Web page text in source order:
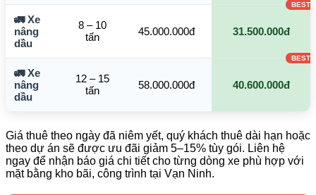
🚛 Xe
nâng
dầu
8 – 10
tấn
45.000.000đ 31.500.000đ
🚛 Xe
nâng
dầu
12 – 15
tấn
58.000.000đ 40.600.000đ
Giá thuê theo ngày đã niêm yết, quý khách thuê dài hạn hoặc
theo dự án sẽ được ưu đãi giảm 5–15% tùy gói. Liên hệ
ngay để nhận báo giá chi tiết cho từng dòng xe phù hợp với
mặt bằng kho bãi, công trình tại Vạn Ninh.